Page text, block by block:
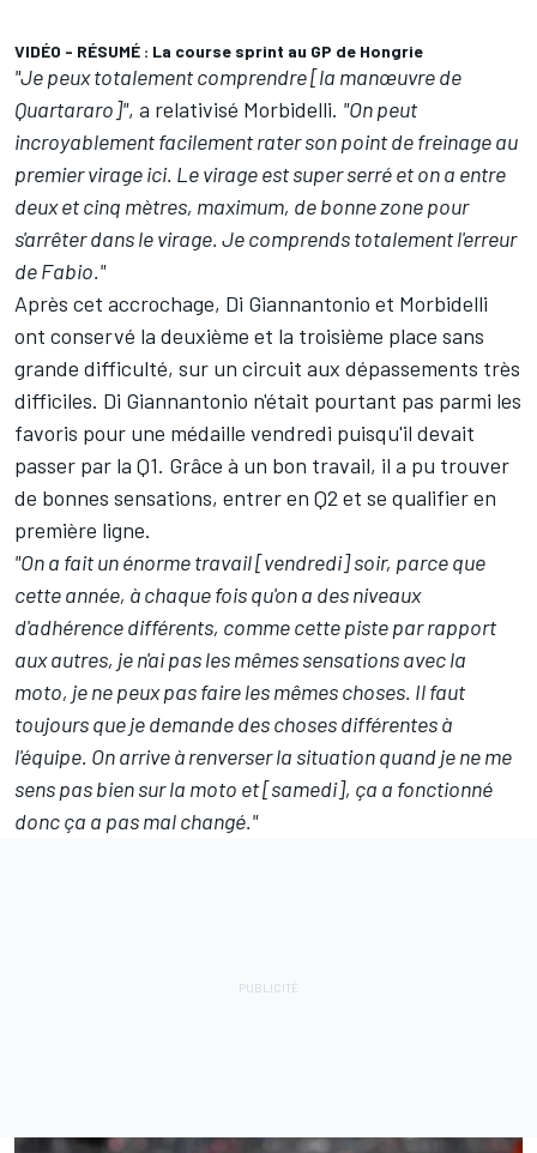
VIDÉO - RÉSUMÉ : La course sprint au GP de Hongrie
"Je peux totalement comprendre [la manœuvre de
Quartararo]", a relativisé Morbidelli. "On peut
incroyablement facilement rater son point de freinage au
premier virage ici. Le virage est super serré et on a entre
deux et cinq mètres, maximum, de bonne zone pour
s'arrêter dans le virage. Je comprends totalement l'erreur
de Fabio."
Après cet accrochage, Di Giannantonio et Morbidelli
ont conservé la deuxième et la troisième place sans
grande difficulté, sur un circuit aux dépassements très
difficiles. Di Giannantonio n'était pourtant pas parmi les
favoris pour une médaille vendredi puisqu'il devait
passer par la Q1. Grâce à un bon travail, il a pu trouver
de bonnes sensations, entrer en Q2 et se qualifier en
première ligne.
"On a fait un énorme travail [vendredi] soir, parce que
cette année, à chaque fois qu'on a des niveaux
d'adhérence différents, comme cette piste par rapport
aux autres, je n'ai pas les mêmes sensations avec la
moto, je ne peux pas faire les mêmes choses. Il faut
toujours que je demande des choses différentes à
l'équipe. On arrive à renverser la situation quand je ne me
sens pas bien sur la moto et [samedi], ça a fonctionné
donc ça a pas mal changé."